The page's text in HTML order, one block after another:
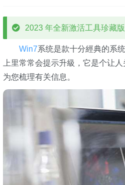
2023 年全新激活工具珍藏
Win7系统是款十分經典的系
上里常常会提示升級，它是个让
为您梳理有关信息。